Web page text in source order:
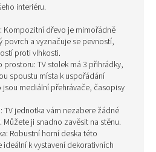
interiéru.
Kompozitní dřevo je mimořádně
povrch a vyznačuje se pevností,
proti vlhkosti.
TV stolek má 3 přihrádky,
spoustu místa k uspořádání
jsou mediální přehrávače, časopisy
TV jednotka vám nezabere žádné
ji snadno zavěsit na stěnu.
Robustní horní deska této
ideální k vystavení dekorativních